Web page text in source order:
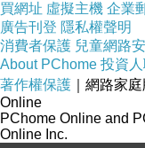
買網址 虛擬主機 企業
廣告刊登 隱私權聲明
消費者保護 兒童網路
About PChome 投資
著作權保護 ｜網路家
Online
PChome Online and
Online Inc.